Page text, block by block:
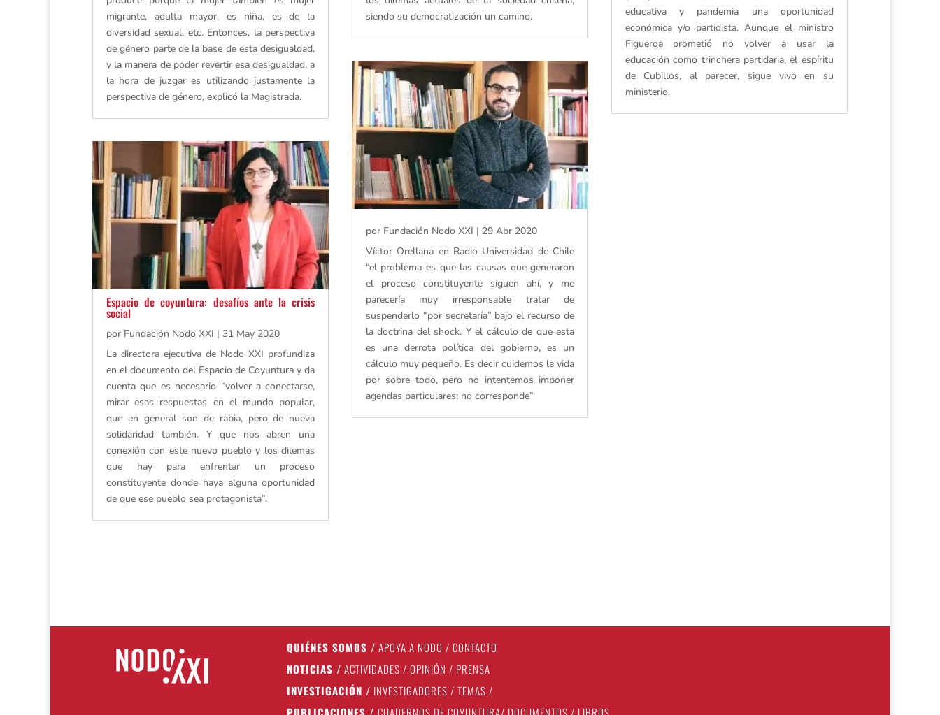
migrante, adulta mayor, es niña, es de la
diversidad sexual, etc. Entonces, la perspectiva
de género parte de la base de esta desigualdad,
y la manera de poder revertir esa desigualdad, a
la hora de juzgar es utilizando justamente la
perspectiva de género, explicó la Magistrada.
Espacio de coyuntura: desafíos ante la crisis
social
por Fundación Nodo XXI | 31 May 2020
La directora ejecutiva de Nodo XXI profundiza
en el documento del Espacio de Coyuntura y da
cuenta que es necesario “volver a conectarse,
mirar esas respuestas en el mundo popular,
que en general son de rabia, pero de nueva
solidaridad también. Y que nos abren una
conexión con este nuevo pueblo y los dilemas
que hay para enfrentar un proceso
constituyente donde haya alguna oportunidad
de que ese pueblo sea protagonista”.
siendo su democratización un camino.
por Fundación Nodo XXI | 29 Abr 2020
Víctor Orellana en Radio Universidad de Chile
“el problema es que las causas que generaron
el proceso constituyente siguen ahí, y me
parecería muy irresponsable tratar de
suspenderlo “por secretaría” bajo el recurso de
la doctrina del shock. Y el cálculo de que esta
es una derrota política del gobierno, es un
cálculo muy pequeño. Es decir cuidemos la vida
por sobre todo, pero no intentemos imponer
agendas particulares; no corresponde”
educativa y pandemia una oportunidad
económica y/o partidista. Aunque el ministro
Figueroa prometió no volver a usar la
educación como trinchera partidaria, el espíritu
de Cubillos, al parecer, sigue vivo en su
ministerio.
QUIÉNES SOMOS / APOYA A NODO /CONTACTO
NOTICIAS / ACTIVIDADES /OPINIÓN / PRENSA
INVESTIGACIÓN / INVESTIGADORES /TEMAS /
PUBLICACIONES /CUADERNOS DE COYUNTURA/ DOCUMENTOS / LIBROS